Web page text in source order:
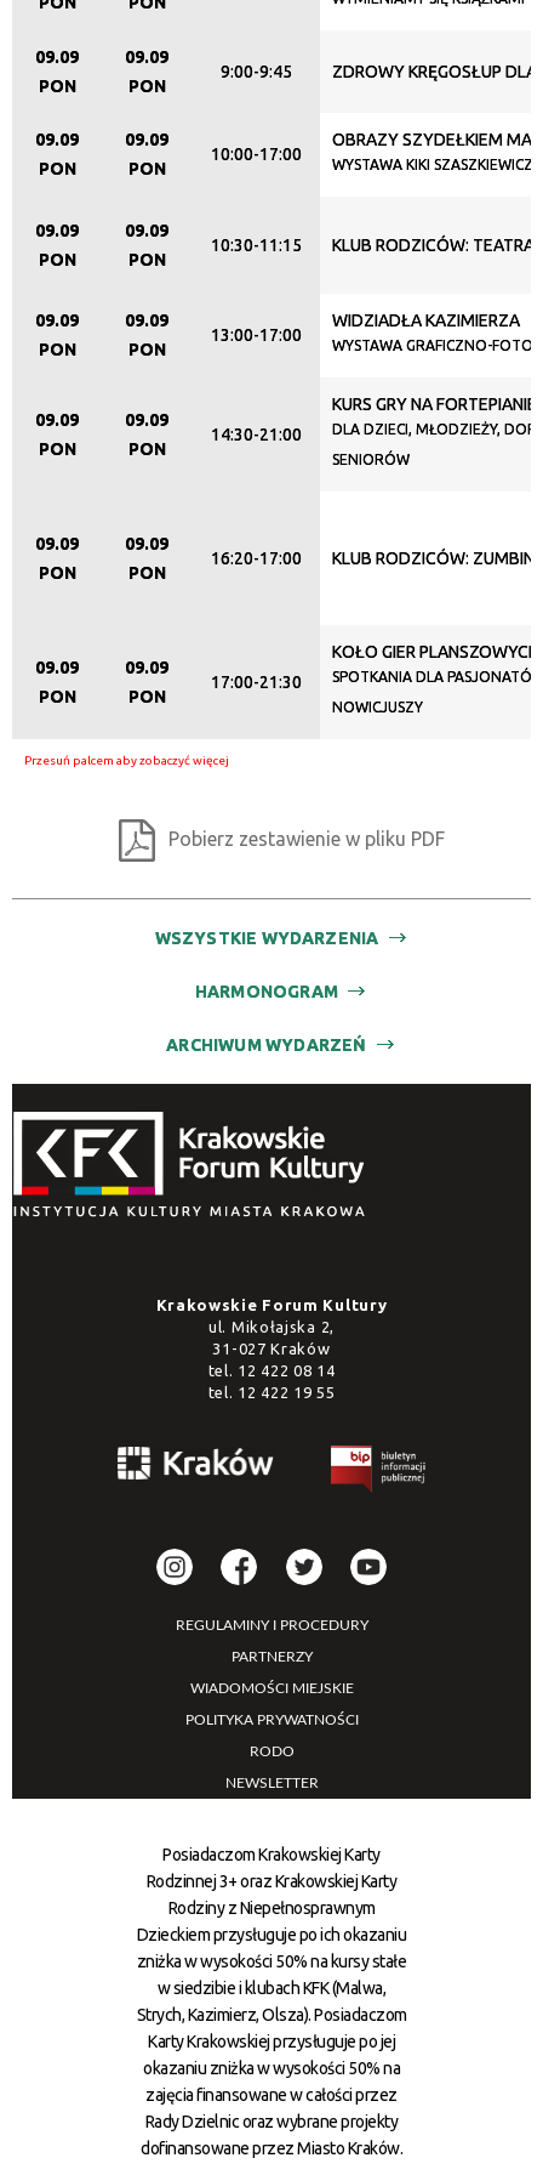
Miejsce
Organizator
Promowane
09.09
PON
09.09
PON
9:00-9:45 ZDROWY KRĘGOSŁUP DLA
09.09
PON
09.09
PON
10:00-17:00
OBRAZY SZYDEŁKIEM
WYSTAWA KIKI
09.09
PON
09.09
PON
10:30-11:15 KLUB RODZICÓW:
09.09
PON
09.09
PON
13:00-17:00
WIDZIADŁA KAZIMIERZA
WYSTAWA GRAFICZNO-
09.09
PON
09.09
PON
14:30-21:00
KURS GRY NA FORTEPIANIE
DLA DZIECI, MŁODZIEŻY,
SENIORÓW
09.09
PON
09.09
PON
16:20-17:00 KLUB RODZICÓW:
09.09
PON
09.09
PON
17:00-21:30
KOŁO GIER PLANSZOWYCH
SPOTKANIA DLA
NOWICJUSZY
Pobierz zestawienie w pliku PDF
WSZYSTKIE WYDARZENIA
HARMONOGRAM
ARCHIWUM WYDARZEŃ
Krakowskie Forum Kultury
ul. Mikołajska 2,
31-027 Kraków
tel. 12 422 08 14
tel. 12 422 19 55
REGULAMINY I PROCEDURY
PARTNERZY
WIADOMOŚCI MIEJSKIE
POLITYKA PRYWATNOŚCI
RODO
NEWSLETTER
Posiadaczom Krakowskiej Karty
Rodzinnej 3+ oraz Krakowskiej Karty
Rodziny z Niepełnosprawnym
Dzieckiem przysługuje po ich okazaniu
zniżka w wysokości 50% na kursy stałe
w siedzibie i klubach KFK (Malwa,
Strych, Kazimierz, Olsza). Posiadaczom
Karty Krakowskiej przysługuje po jej
okazaniu zniżka w wysokości 50% na
zajęcia finansowane w całości przez
Rady Dzielnic oraz wybrane projekty
dofinansowane przez Miasto Kraków.